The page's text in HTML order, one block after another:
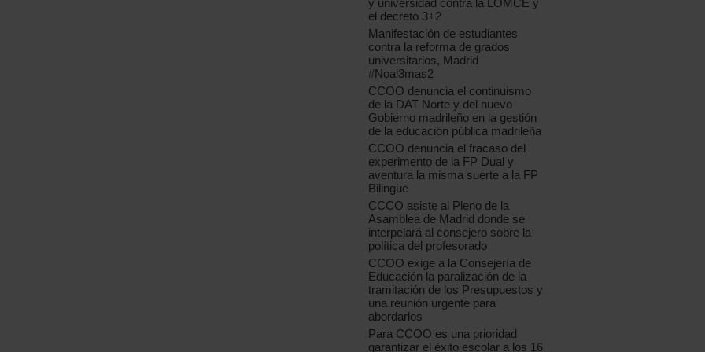
y universidad contra la LOMCE y
el decreto 3+2
Manifestación de estudiantes
contra la reforma de grados
universitarios, Madrid
#Noal3mas2
CCOO denuncia el continuismo
de la DAT Norte y del nuevo
Gobierno madrileño en la gestión
de la educación pública madrileña
CCOO denuncia el fracaso del
experimento de la FP Dual y
aventura la misma suerte a la FP
Bilingüe
CCCO asiste al Pleno de la
Asamblea de Madrid donde se
interpelará al consejero sobre la
política del profesorado
CCOO exige a la Consejería de
Educación la paralización de la
tramitación de los Presupuestos y
una reunión urgente para
abordarlos
Para CCOO es una prioridad
garantizar el éxito escolar a los 16